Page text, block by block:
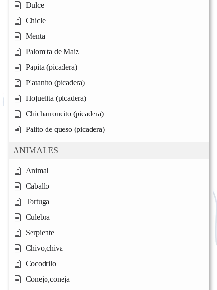
Dulce
Chicle
Menta
Palomita de Maiz
Papita (picadera)
Platanito (picadera)
Hojuelita (picadera)
Chicharroncito (picadera)
Palito de queso (picadera)
ANIMALES
Animal
Caballo
Tortuga
Culebra
Serpiente
Chivo,chiva
Cocodrilo
Conejo,coneja